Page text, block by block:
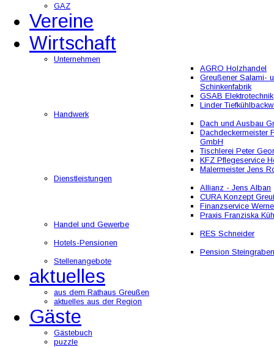
GAZ
Vereine
Wirtschaft
Unternehmen
AGRO Holzhandel
Greußener Salami-
Schinkenfabrik
GSAB Elektrotechnik
Linder
Handwerk
Dach und Ausbau
Dachdeckermeister
GmbH
Tischlerei Peter
KFZ Pflegeservice
Malermeister Jens
Dienstleistungen
Allianz - Jens Alban
CURA Konzept
Finanzservice
Praxis Franziska
Handel und Gewerbe
RES Schneider
Hotels-Pensionen
Pension Steingraben
Stellenangebote
aktuelles
aus dem Rathaus Greußen
aktuelles aus der Region
Gäste
Gästebuch
puzzle